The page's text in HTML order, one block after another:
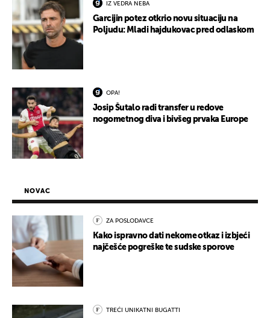
IZ VEDRA NEBA
Garcijin potez otkrio novu situaciju na
Poljudu: Mladi hajdukovac pred odlaskom
OPA!
Josip Šutalo radi transfer u redove
nogometnog diva i bivšeg prvaka Europe
NOVAC
ZA POSLODAVCE
Kako ispravno dati nekome otkaz i izbjeći
najčešće pogreške te sudske sporove
TREĆI UNIKATNI BUGATTI